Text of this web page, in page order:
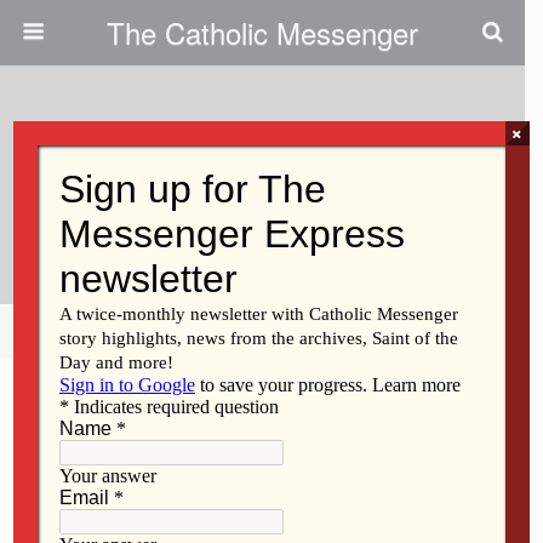
The Catholic Messenger
Helping The Church In Latin
America
Share Tweet Pin Mail
×